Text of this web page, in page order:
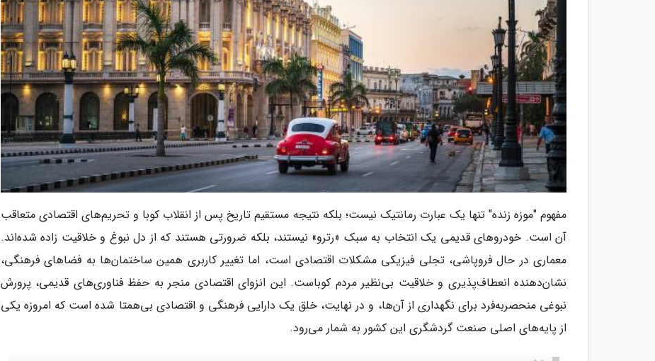
مفهوم "موزه زنده" تنها یک عبارت رمانتیک نیست؛ بلکه نتیجه مستقیم تاریخ پس از انقلاب کوبا و تحریم‌های اقتصادی متعاقب
آن است. خودروهای قدیمی یک انتخاب به سبک «رترو» نیستند، بلکه ضرورتی هستند که از دل نبوغ و خلاقیت زاده شده‌اند.
معماری در حال فروپاشی، تجلی فیزیکی مشکلات اقتصادی است، اما تغییر کاربری همین ساختمان‌ها به فضاهای فرهنگی،
نشان‌دهنده انعطاف‌پذیری و خلاقیت بی‌نظیر مردم کوباست. این انزوای اقتصادی منجر به حفظ فناوری‌های قدیمی، پرورش
نبوغی منحصربه‌فرد برای نگهداری از آن‌ها، و در نهایت، خلق یک دارایی فرهنگی و اقتصادی بی‌همتا شده است که امروزه یکی
از پایه‌های اصلی صنعت گردشگری این کشور به شمار می‌رود.